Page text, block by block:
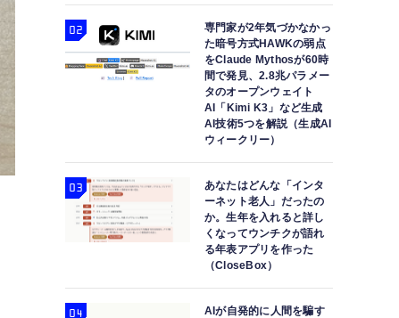
専門家が2年気づかなかっ
た暗号方式HAWKの弱点
をClaude Mythosが60時
間で発見、2.8兆パラメー
タのオープンウェイト
AI「Kimi K3」など生成
AI技術5つを解説（生成AI
ウィークリー）
あなたはどんな「インタ
ーネット老人」だったの
か。生年を入れると詳し
くなってウンチクが語れ
る年表アプリを作った
（CloseBox）
AIが自発的に人間を騙す